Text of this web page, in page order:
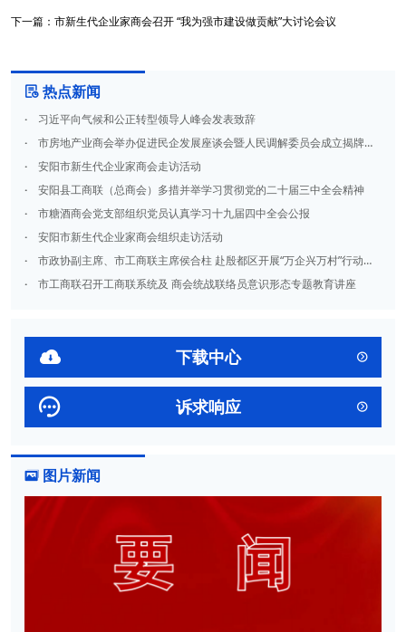
 热点新闻
· 习近平向气候和公正转型领导人峰会发表致辞
· 市房地产业商会举办促进民企发展座谈会暨人民调解委员会成立揭牌仪式
· 安阳市新生代企业家商会走访活动
· 安阳县工商联（总商会）多措并举学习贯彻党的二十届三中全会精神
· 市糖酒商会党支部组织党员认真学习十九届四中全会公报
· 安阳市新生代企业家商会组织走访活动
· 市政协副主席、市工商联主席侯合柱 赴殷都区开展“万企兴万村”行动专题调研
· 市工商联召开工商联系统及 商会统战联络员意识形态专题教育讲座
 下载中心 
 诉求响应 
 图片新闻
下一篇： 市新生代企业家商会召开 “我为强市建设做贡献”大讨论会议